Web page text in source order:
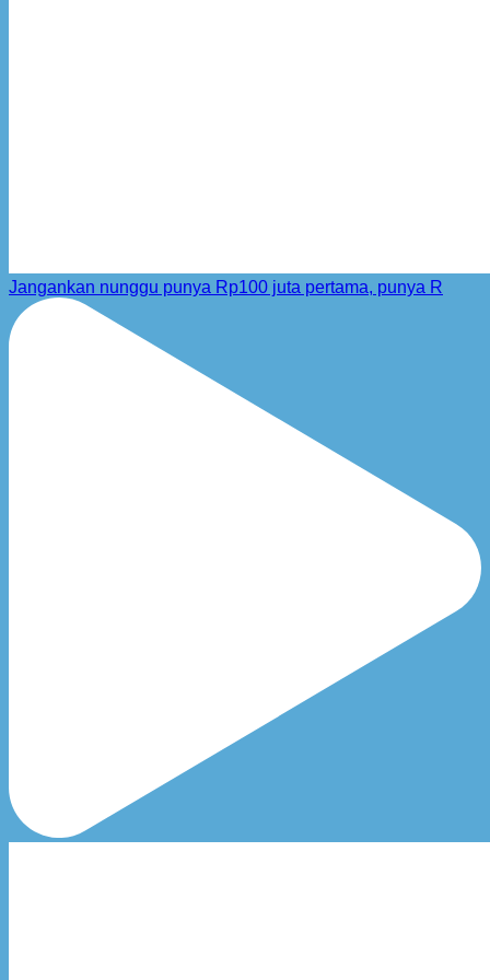
Jangankan nunggu punya Rp100 juta pertama, punya R